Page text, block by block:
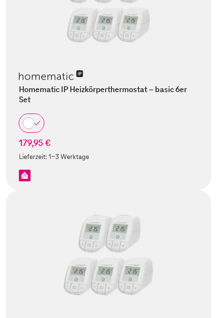
Homematic IP Heizkörperthermostat – basic 6er
Set
179,95 €
Lieferzeit:1-3 Werktage